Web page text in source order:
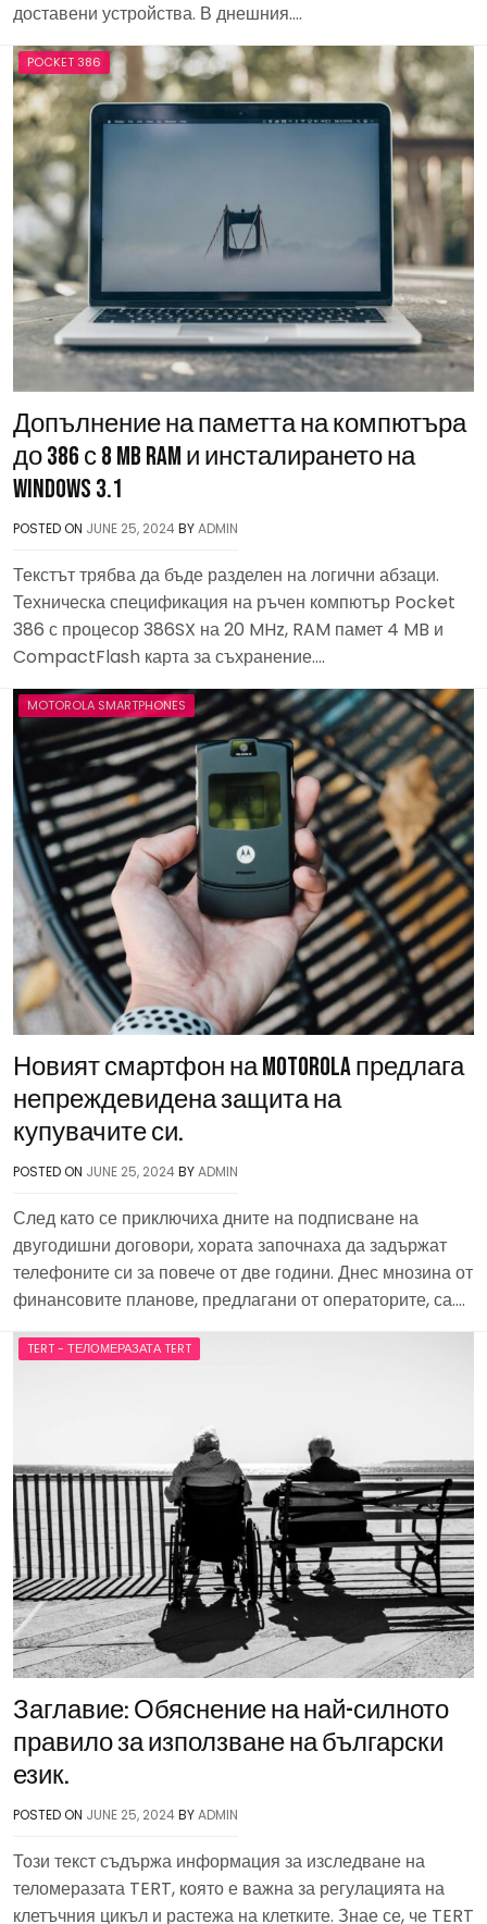
доставени устройства. В днешния….
POCKET 386
Допълнение на паметта на компютъра
до 386 с 8 MB RAM и инсталирането на
Windows 3.1
POSTED ON JUNE 25, 2024BYADMIN
Текстът трябва да бъде разделен на логични абзаци.
Техническа спецификация на ръчен компютър Pocket
386 с процесор 386SX на 20 MHz, RAM памет 4 MB и
CompactFlash карта за съхранение….
MOTOROLA SMARTPHONES
Новият смартфон на Motorola предлага
непреждевидена защита на
купувачите си.
POSTED ON JUNE 25, 2024BYADMIN
След като се приключиха дните на подписване на
двугодишни договори, хората започнаха да задържат
телефоните си за повече от две години. Днес мнозина от
финансовите планове, предлагани от операторите, са….
TERT - ТЕЛОМЕРАЗАТА TERT
Заглавие: Обяснение на най-силното
правило за използване на български
език.
POSTED ON JUNE 25, 2024BYADMIN
Този текст съдържа информация за изследване на
теломеразата TERT, която е важна за регулацията на
клетъчния цикъл и растежа на клетките. Знае се, че TERT